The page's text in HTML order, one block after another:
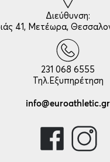
Διεύθυνση:
41, Μετέωρα,
231 068 6555
Τηλ.Εξυπηρέτηση
info@euroathletic.gr